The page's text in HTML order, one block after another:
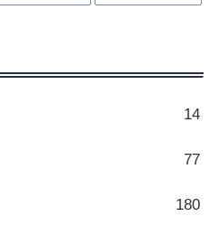
14
77
180